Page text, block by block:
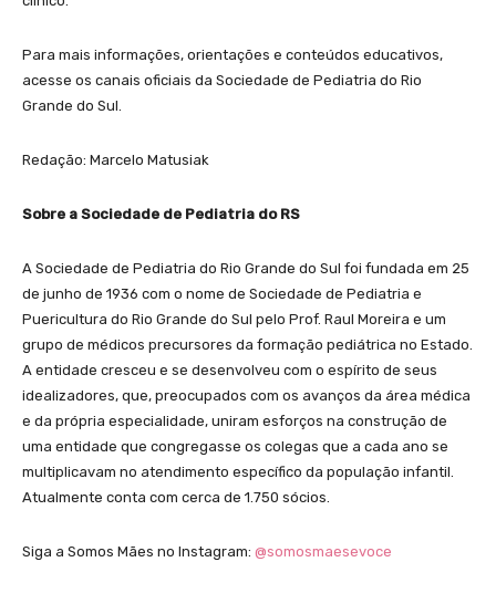
Para mais informações, orientações e conteúdos educativos,
acesse os canais oficiais da Sociedade de Pediatria do Rio
Grande do Sul.
Redação: Marcelo Matusiak
Sobre a Sociedade de Pediatria do RS
A Sociedade de Pediatria do Rio Grande do Sul foi fundada em 25
de junho de 1936 com o nome de Sociedade de Pediatria e
Puericultura do Rio Grande do Sul pelo Prof. Raul Moreira e um
grupo de médicos precursores da formação pediátrica no Estado.
A entidade cresceu e se desenvolveu com o espírito de seus
idealizadores, que, preocupados com os avanços da área médica
e da própria especialidade, uniram esforços na construção de
uma entidade que congregasse os colegas que a cada ano se
multiplicavam no atendimento específico da população infantil.
Atualmente conta com cerca de 1.750 sócios.
Siga a Somos Mães no Instagram: @somosmaesevoce